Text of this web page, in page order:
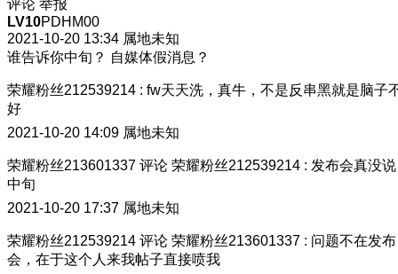
评论 举报
LV10PDHM00
2021-10-20 13:34 属地未知
谁告诉你中旬？ 自媒体假消息？
荣耀粉丝212539214 : fw天天洗，真牛，不是反串黑就是脑子
好
2021-10-20 14:09 属地未知
荣耀粉丝213601337 评论 荣耀粉丝212539214 : 发布会真没说
中旬
2021-10-20 17:37 属地未知
荣耀粉丝212539214 评论 荣耀粉丝213601337 : 问题不在发布
会，在于这个人来我帖子直接喷我